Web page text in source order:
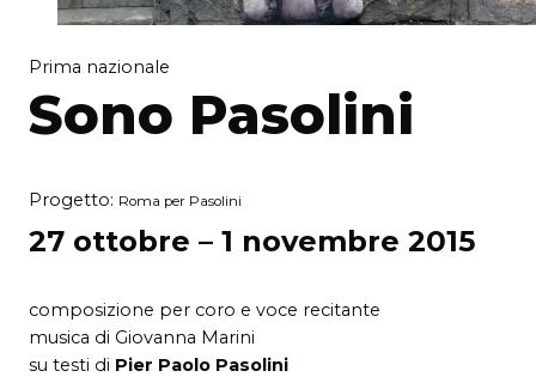
Prima nazionale
Sono Pasolini
Progetto: Roma per Pasolini
27 ottobre – 1 novembre 2015
composizione per coro e voce recitante
musica di Giovanna Marini
su testi di Pier Paolo Pasolini